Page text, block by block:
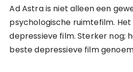
Ad Astra is niet alleen een
psychologische ruimtefilm. Het
depressieve film. Sterker nog;
beste depressieve film